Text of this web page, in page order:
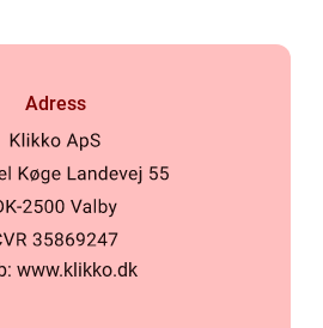
Adress
www.klikko.dk